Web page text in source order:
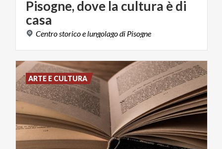
Pisogne,dove la cultura èdi
casa
Centrostoricoelungolagodi Pisogne
ARTE E CULTURA